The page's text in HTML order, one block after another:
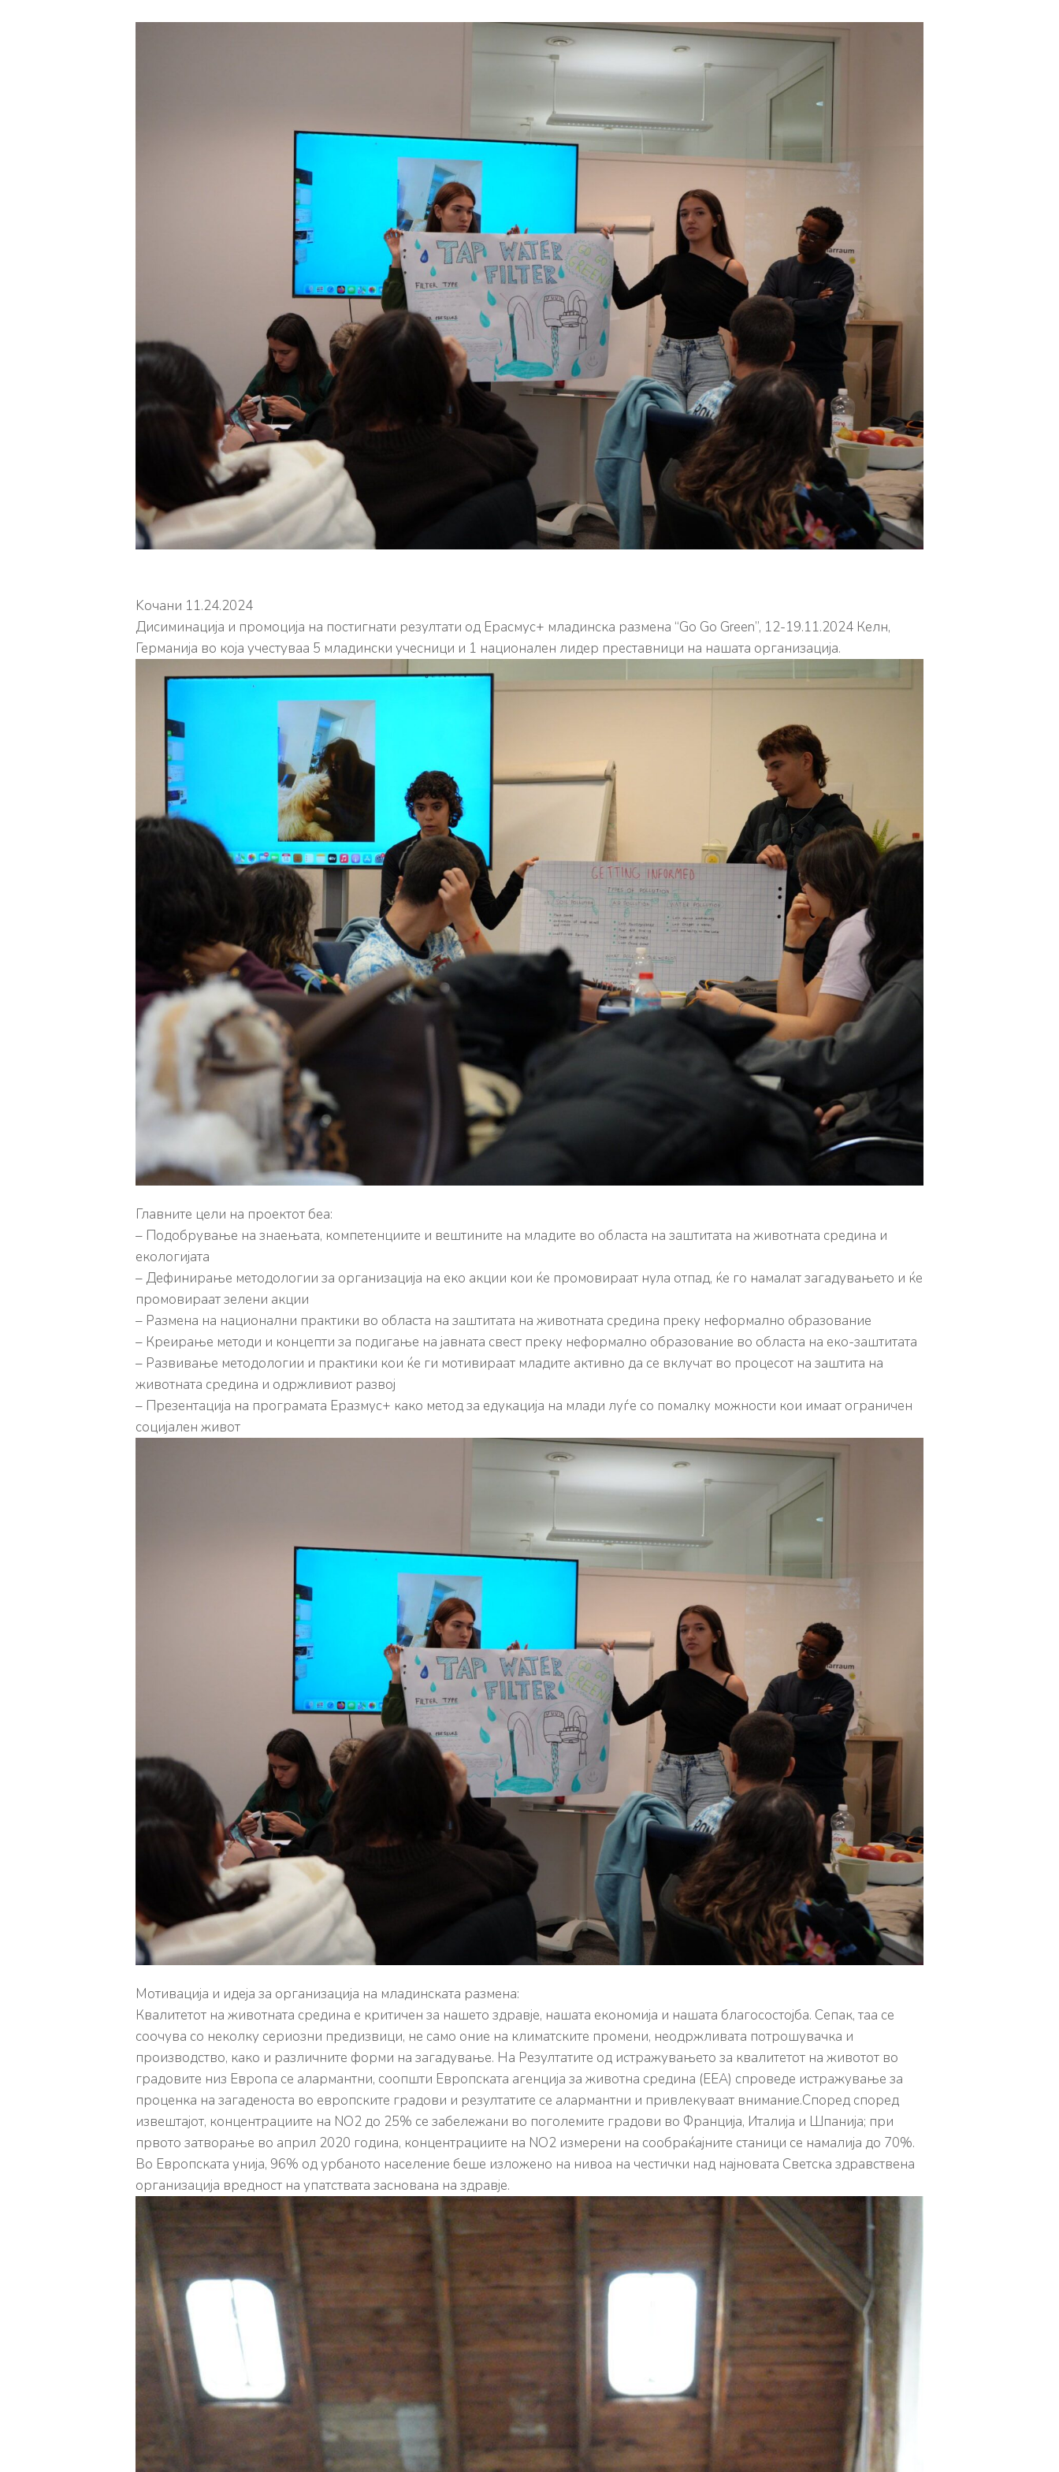
Koчани 11.24.2024
Дисиминација и промоција на постигнати резултати од Ерасмус+ младинска размена “Go Go Green”, 12-19.11.2024 Келн,
Германија во која учестуваа 5 младински учесници и 1 национален лидер преставници на нашата организација.
Главните цели на проектот беа:
– Подобрување на знаењата, компетенциите и вештините на младите во областа на заштитата на животната средина и
екологијата
– Дефинирање методологии за организација на еко акции кои ќе промовираат нула отпад, ќе го намалат загадувањето и ќе
промовираатзелени акции
– Размена на национални практики во областа на заштитата на животната средина преку неформално образование
– Креирање методи и концепти за подигање на јавната свест преку неформално образование во областа на еко-заштитатa
– Развивање методологии и практики кои ќе ги мотивираат младите активно да се вклучат во процесот на заштита на
животната средина и одржливиот развој
– Презентација на програмата Еразмус+ како метод за едукација на млади луѓе со помалку можности кои имаат ограничен
социјален живот
Moтивација и идеја за организација на младинската размена:
Квалитетот на животната средина е критичен за нашето здравје, нашата економија и нашата благосостојба. Сепак, таа се
соочува со неколку сериозни предизвици, не само оние на климатските промени, неодржливата потрошувачка и
производство, како и различните форми на загадување. На Резултатите од истражувањето за квалитетот на животот во
градовите низ Европа се алармантни, соопшти Европската агенција за животна средина (ЕЕА) спроведе истражување за
проценка на загаденоста во европските градови и резултатите се алармантни и привлекуваат внимание.Според според
извештајот, концентрациите на NO2 до 25% се забележани во поголемите градови во Франција, Италија и Шпанија; при
првото затворање во април 2020 година, концентрациите на NO2 измерени на сообраќајните станици се намалија до 70%.
Во Европската унија, 96% од урбаното население беше изложено на нивоа на честички над најновата Светска здравствена
организација вредност на упатствата заснована на здравје.